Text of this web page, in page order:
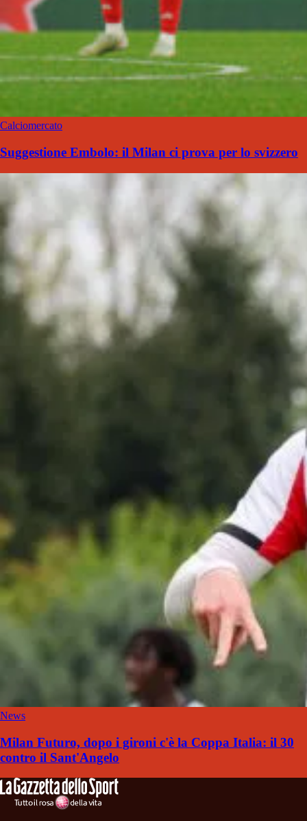
Calciomercato
Suggestione Embolo: il Milan ci prova per lo svizzero
News
Milan Futuro, dopo i gironi c'è la Coppa Italia: il 30
contro il Sant'Angelo